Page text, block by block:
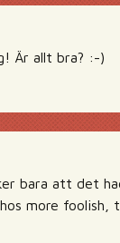
Är allt bra? :-)
bara att det
more foolish,